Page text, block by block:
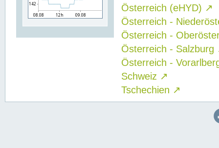
Österreich (eHYD) ↗
Österreich -
Österreich -
Österreich - Salzburg
Österreich -
Schweiz ↗
Tschechien ↗